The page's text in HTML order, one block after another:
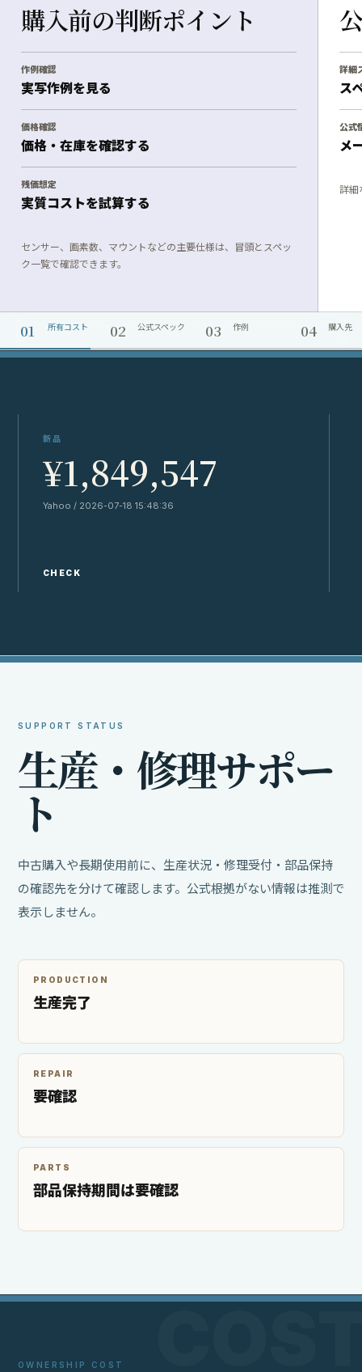
購入前の判断ポイント
作例確認
実写作例を見る
価格確認
価格・在庫を確認する
残価想定
実質コストを試算する
センサー、画素数、マウントなどの主要仕様は、冒頭とスペッ
ク一覧で確認できます。
詳細
ス
公式
メ
詳細
01 所有コスト 02 公式スペック 03 作例 04 購入先
新品
¥1,849,547
Yahoo / 2026-07-18 15:48:36
CHECK
SUPPORT STATUS
生産・ 修理サポー
ト
中古購入や長期使用前に、生産状況・修理受付・部品保持
の確認先を分けて確認します。公式根拠がない情報は推測で
表示しません。
PRODUCTION
生産完了
REPAIR
要確認
PARTS
部品保持期間は要確認
OWNERSHIP COST